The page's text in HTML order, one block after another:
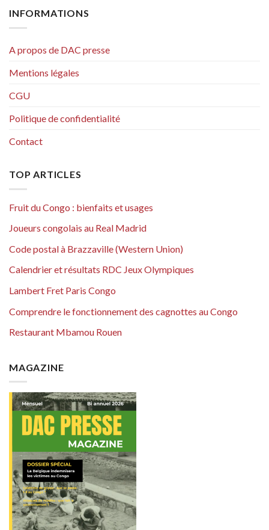
INFORMATIONS
A propos de DAC presse
Mentions légales
CGU
Politique de confidentialité
Contact
TOP ARTICLES
Fruit du Congo : bienfaits et usages
Joueurs congolais au Real Madrid
Code postal à Brazzaville (Western Union)
Calendrier et résultats RDC Jeux Olympiques
Lambert Fret Paris Congo
Comprendre le fonctionnement des cagnottes au Congo
Restaurant Mbamou Rouen
MAGAZINE